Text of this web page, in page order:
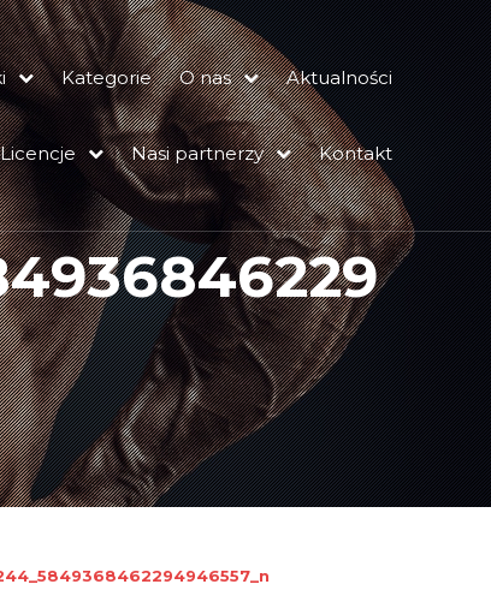
Kategorie O nas Aktualności
Licencje Nasi partnerzy Kontakt